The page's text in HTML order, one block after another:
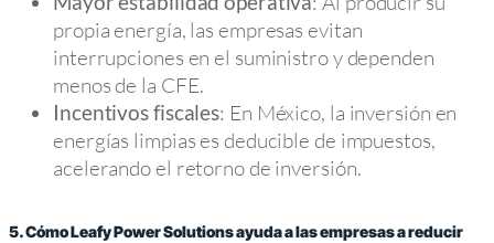
propia energía, las empresas evitan
interrupciones en el suministro y dependen
menos de la CFE.
Incentivos fiscales: En México, la inversión en
energías limpias es deducible de impuestos,
acelerando el retorno de inversión.
5. Cómo Leafy Power Solutions ayuda a las empresas a reducir